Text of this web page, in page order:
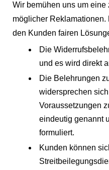
Wir bemühen uns um
möglicher
den Kunden fairen
Die
und es wird direkt
Die Belehrungen
widersprechen
Voraussetzungen
eindeutig genannt
formuliert.
Kunden können